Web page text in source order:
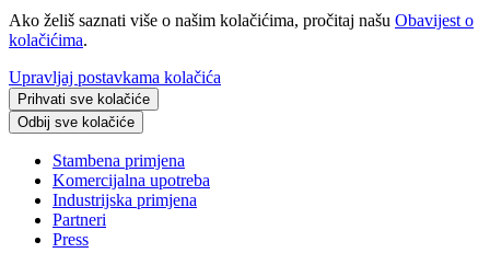
Ako želiš saznati više o našim kolačićima, pročitaj našu Obavijest o
kolačićima.
Upravljaj postavkama kolačića
Prihvati sve kolačiće
Odbij sve kolačiće
Stambena primjena
Komercijalna upotreba
Industrijska primjena
Partneri
Press